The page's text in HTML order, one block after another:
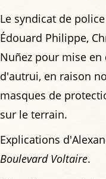
Le syndicat de
Édouard Philippe,
Nuñez pour mise
d'autrui, en raison
masques de
sur le terrain.
Explications
Boulevard Voltaire.